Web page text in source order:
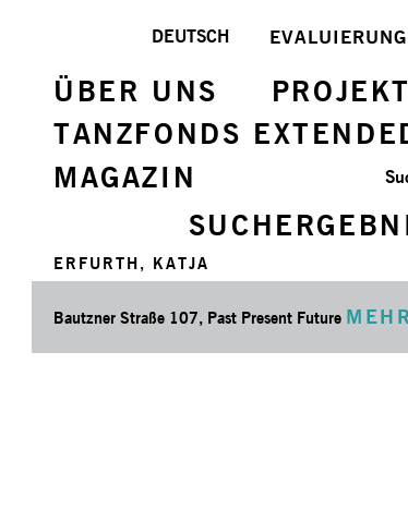
EVALUIERUNG
DEUTSCH
ÜBER UNS
TANZFONDS
MAGAZIN
ERFURTH, KATJA
Bautzner Straße 107, Past Present Future MEHR